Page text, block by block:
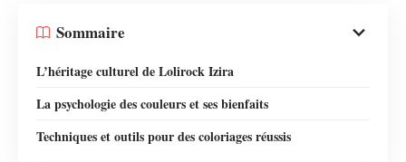
Sommaire
L’héritage culturel de Lolirock Izira
La psychologie des couleurs et ses bienfaits
Techniques et outils pour des coloriages réussis